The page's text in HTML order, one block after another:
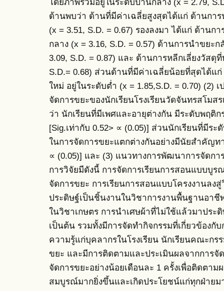
โดยภาพรวมอยู่ในระดับปานกลาง (x = 2.79,
ด้านพบว่า ด้านที่มีค่าเฉลี่ยสูงสุดได้แก่ ด้านกา
(x = 3.51, S.D. = 0.67) รองลงมา ได้แก่ ด้านก
กลาง (x = 3.16, S.D. = 0.57) ด้านการนำขยะ
3.09, S.D. = 0.87) และ ด้านการหลีกเลี่ยงวัสดุ
S.D.= 0.68) ส่วนด้านที่มีค่าเฉลี่ยน้อยที่สุดได้แ
ใหม่ อยู่ในระดับตํ่า (x = 1.85,S.D. = 0.70) (2)
จัดการขยะของนักเรียนโรงเรียนวัดจันทรสโม
ว่า นักเรียนที่มีเพศและอายุต่างกัน มีระดับพฤติ
[Sig.เท่ากับ 0.52> ∝ (0.05)] ส่วนนักเรียนที่มีร
ในการจัดการขยะแตกต่างกันอย่างมีนัยสำคัญท
∝ (0.05)] และ (3) แนวทางการพัฒนาการจัดก
การวิจัยมีดังนี้ การจัดการเรียนการสอนแบบบูร
จัดการขยะ การเรียนการสอนแบบโครงงานลง
ประดิษฐ์เป็นชิ้นงานในวิชาการงานพื้นฐานอาชี
ในวิชาเกษตร การนำเศษผ้าที่ไม่ใช้แล้วมาประ
เป็นต้น รวมทั้งมีการจัดทำกิจกรรมที่เกี่ยวข้องกั
ความรู้แก่บุคลากรในโรงเรียน นักเรียนคณะกร
ขยะ และมีการติดตามและประเมินผลจากการจั
จัดการขยะอย่างน้อยเดือนละ 1 ครั้งเพื่อติดตา
สมบูรณ์มากยิ่งขึ้นและเกิดประโยชน์แก่ทุกฝ่ายม